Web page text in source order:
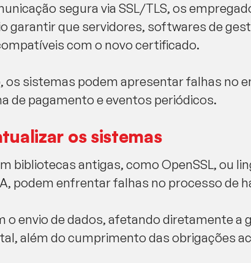
segura via SSL/TLS, os
garantir que servidores, softwares de
com o novo certificado.
os sistemas podem apresentar falhas no
de pagamento e eventos periódicos.
os sistemas
bibliotecas antigas, como OpenSSL, ou
podem enfrentar falhas no processo de
o envio de dados, afetando diretamente a
além do cumprimento das obrigações